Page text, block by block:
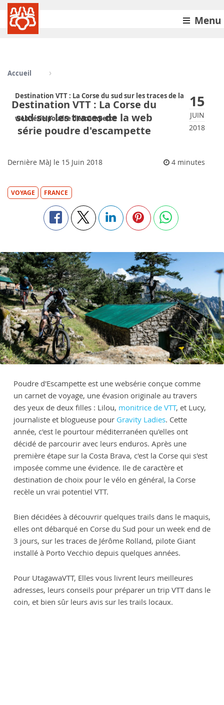
Menu
Accueil
Destination VTT : La Corse du sud sur les traces de la
web série poudre d'escampette
15
JUIN
2018
Destination VTT : La Corse du
sud sur les traces de la web
série poudre d'escampette
4 minutes
Dernière MàJ le 15 Juin 2018
VOYAGE FRANCE
Poudre d'Escampette est une websérie conçue comme
un carnet de voyage, une évasion originale au travers
des yeux de deux filles : Lilou, monitrice de VTT, et Lucy,
journaliste et blogueuse pour Gravity Ladies. Cette
année, c'est le pourtour méditerranéen qu'elles ont
décidé de parcourir avec leurs enduros. Après une
première étape sur la Costa Brava, c'est la Corse qui s'est
imposée comme une évidence. Ile de caractère et
destination de choix pour le vélo en général, la Corse
recèle un vrai potentiel VTT.
Bien décidées à découvrir quelques trails dans le maquis,
elles ont débarqué en Corse du Sud pour un week end de
3 jours, sur les traces de Jérôme Rolland, pilote Giant
installé à Porto Vecchio depuis quelques années.
Pour UtagawaVTT, Elles vous livrent leurs meilleures
adresses, leurs conseils pour préparer un trip VTT dans le
coin, et bien sûr leurs avis sur les trails locaux.